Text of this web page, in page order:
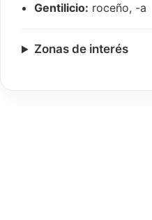
Gentilicio: roceño, -a
Zonas de interés